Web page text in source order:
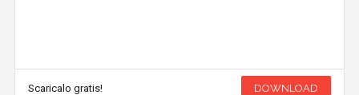
Scaricalo gratis! DOWNLOAD